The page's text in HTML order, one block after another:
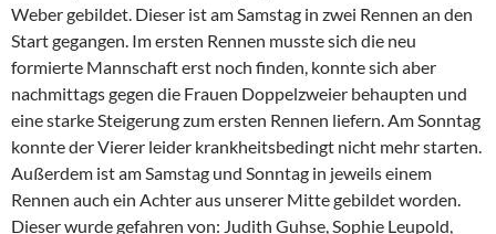
Weber gebildet. Dieser ist am Samstag in zwei Rennen an den
Start gegangen. Im ersten Rennen musste sich die neu
formierte Mannschaft erst noch finden, konnte sich aber
nachmittags gegen die Frauen Doppelzweier behaupten und
eine starke Steigerung zum ersten Rennen liefern. Am Sonntag
konnte der Vierer leider krankheitsbedingt nicht mehr starten.
Außerdem ist am Samstag und Sonntag in jeweils einem
Rennen auch ein Achter aus unserer Mitte gebildet worden.
Dieser wurde gefahren von: Judith Guhse, Sophie Leupold,